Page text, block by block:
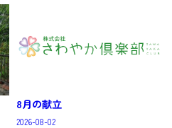
8月の献立
2026-08-02